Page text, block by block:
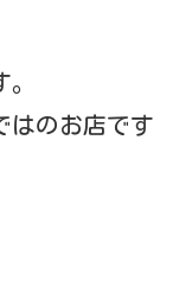
はのお店です